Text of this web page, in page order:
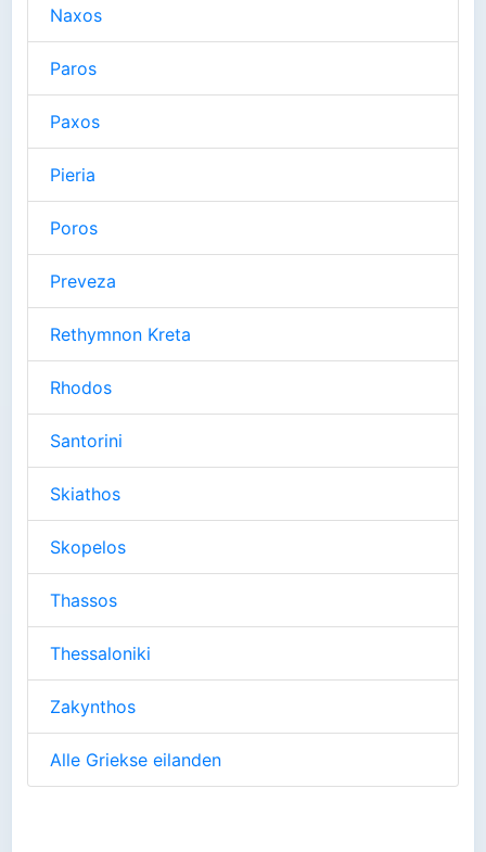
Naxos
Paros
Paxos
Pieria
Poros
Preveza
Rethymnon Kreta
Rhodos
Santorini
Skiathos
Skopelos
Thassos
Thessaloniki
Zakynthos
Alle Griekse eilanden